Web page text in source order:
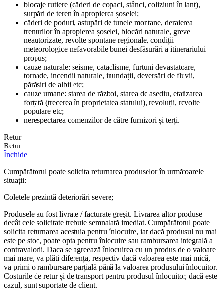
blocaje rutiere (căderi de copaci, stânci, coliziuni în lanț),
surpări de teren în apropierea șoselei;
căderi de poduri, astupări de tunele montane, deraierea
trenurilor în apropierea șoselei, blocări naturale, greve
neautorizate, revolte spontane regionale, condiții
meteorologice nefavorabile bunei desfășurări a itinerariului
propus;
cauze naturale: seisme, cataclisme, furtuni devastatoare,
tornade, incendii naturale, inundații, deversări de fluvii,
părăsiri de albii etc;
cauze umane: starea de război, starea de asediu, etatizarea
forțată (trecerea în proprietatea statului), revoluții, revolte
populare etc;
nerespectarea comenzilor de către furnizori și terți.
Retur
Retur
Închide
Cumpărătorul poate solicita returnarea produselor în următoarele
situații:
Coletele prezintă deteriorări severe;
Produsele au fost livrate / facturate greșit. Livrarea altor produse
decât cele solicitate trebuie semnalată imediat. Cumpărătorul poate
solicita returnarea acestuia pentru înlocuire, iar dacă produsul nu mai
este pe stoc, poate opta pentru înlocuire sau rambursarea integrală a
contravalorii. Daca se agreează înlocuirea cu un produs de o valoare
mai mare, va plăti diferența, respectiv dacă valoarea este mai mică,
va primi o rambursare parțială până la valoarea produsului înlocuitor.
Costurile de retur și de transport pentru produsul înlocuitor, dacă este
cazul, sunt suportate de client.